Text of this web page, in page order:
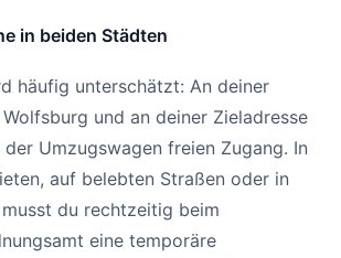
in beiden Städten
häufig unterschätzt: An deiner
und an deiner Zieladresse
Umzugswagen freien Zugang. In
auf belebten Straßen oder in
du rechtzeitig beim
eine temporäre